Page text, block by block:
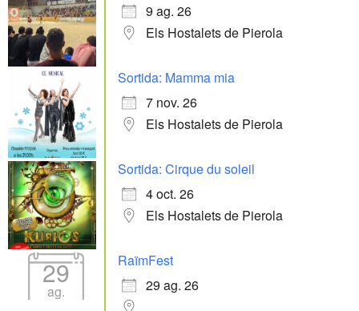
9 ag. 26
Els Hostalets de Pierola
Sortida: Mamma mia
7 nov. 26
Els Hostalets de Pierola
Sortida: Cirque du soleil
4 oct. 26
Els Hostalets de Pierola
29
ag.
RaïmFest
29 ag. 26